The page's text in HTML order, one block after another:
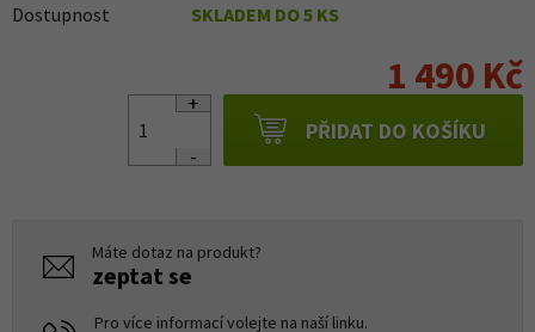
Dostupnost SKLADEM DO 5 KS
1 490 Kč
PŘIDAT DO KOŠÍKU
Máte dotaz na produkt?
zeptat se
Pro více informací volejte na naší linku.